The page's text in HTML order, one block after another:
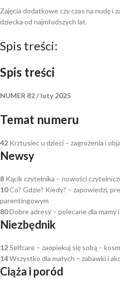
Zajęcia dodatkowe czy czas na nudę i
dziecka od najmłodszych lat.
Spis treści:
Spis treści
NUMER 82 / luty 2025
Temat numeru
42 Krztusiec u dzieci – zagrożenia i
Newsy
8 Kącik czytelnika – nowości
10Co? Gdzie? Kiedy? – zapowiedzi,
parentingowym
80Dobre adresy – polecane dla mamy
Niezbędnik
12Selfcare – zaopiekuj się sobą –
14Wszystko dla małych – zabawki i
Ciąża i poród